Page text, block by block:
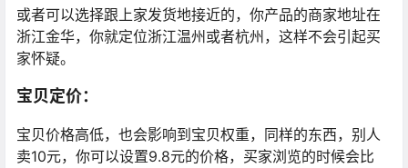
或者可以选择跟上家发货地接近的，你产品的商家地址在
浙江金华，你就定位浙江温州或者杭州，这样不会引起买
家怀疑。
宝贝定价：
宝贝价格高低，也会影响到宝贝权重，同样的东西，别人
卖10元，你可以设置9.8元的价格，买家浏览的时候会比